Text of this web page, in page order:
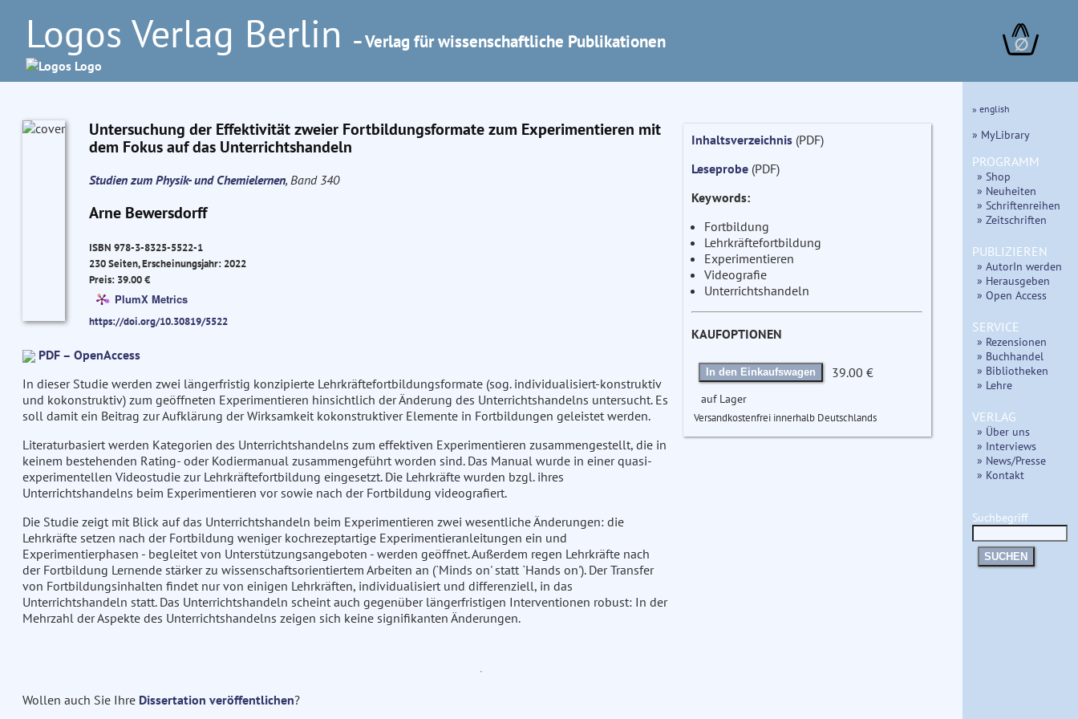
Logos Verlag Berlin – Verlag für wissenschaftliche Publikationen ∅
Untersuchung der Effektivität zweier Fortbildungsformate zum Experimentieren mit
dem Fokus auf das Unterrichtshandeln
Studien zum Physik- und Chemielernen, Band 340
Arne Bewersdorff
ISBN 978-3-8325-5522-1
230 Seiten, Erscheinungsjahr: 2022
Preis: 39.00 €
PlumX Metrics
https://doi.org/10.30819/5522
PDF – OpenAccess
In dieser Studie werden zwei längerfristig konzipierte Lehrkräftefortbildungsformate (sog. individualisiert-konstruktiv
und kokonstruktiv) zum geöffneten Experimentieren hinsichtlich der Änderung des Unterrichtshandelns untersucht. Es
soll damit ein Beitrag zur Aufklärung der Wirksamkeit kokonstruktiver Elemente in Fortbildungen geleistet werden.
Literaturbasiert werden Kategorien des Unterrichtshandelns zum effektiven Experimentieren zusammengestellt, die in
keinem bestehenden Rating- oder Kodiermanual zusammengeführt worden sind. Das Manual wurde in einer quasi-
experimentellen Videostudie zur Lehrkräftefortbildung eingesetzt. Die Lehrkräfte wurden bzgl. ihres
Unterrichtshandelns beim Experimentieren vor sowie nach der Fortbildung videografiert.
Die Studie zeigt mit Blick auf das Unterrichtshandeln beim Experimentieren zwei wesentliche Änderungen: die
Lehrkräfte setzen nach der Fortbildung weniger kochrezeptartige Experimentieranleitungen ein und
Experimentierphasen - begleitet von Unterstützungsangeboten - werden geöffnet. Außerdem regen Lehrkräfte nach
der Fortbildung Lernende stärker zu wissenschaftsorientiertem Arbeiten an (`Minds on' statt `Hands on'). Der Transfer
von Fortbildungsinhalten findet nur von einigen Lehrkräften, individualisiert und differenziell, in das
Unterrichtshandeln statt. Das Unterrichtshandeln scheint auch gegenüber längerfristigen Interventionen robust: In der
Mehrzahl der Aspekte des Unterrichtshandelns zeigen sich keine signifikanten Änderungen.
Inhaltsverzeichnis(PDF)
Leseprobe(PDF)
Keywords:
Fortbildung
Lehrkräftefortbildung
Experimentieren
Videografie
Unterrichtshandeln
KAUFOPTIONEN
In den Einkaufswagen 39.00 €
auf Lager
Versandkostenfrei innerhalb Deutschlands
Wollen auch Sie Ihre Dissertation veröffentlichen?
» english
» MyLibrary
PROGRAMM
» Shop
» Neuheiten
» Schriftenreihen
» Zeitschriften
PUBLIZIEREN
» AutorIn werden
» Herausgeben
» Open Access
SERVICE
» Rezensionen
» Buchhandel
» Bibliotheken
» Lehre
VERLAG
» Über uns
» Interviews
» News/Presse
» Kontakt
Suchbegriff
SUCHEN